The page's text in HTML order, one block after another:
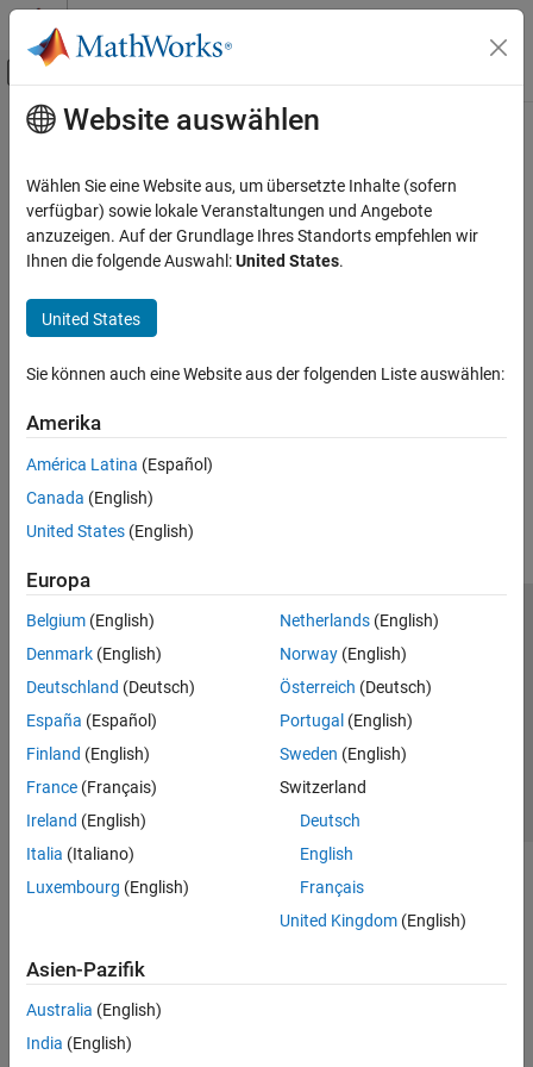
Weiter zum Inhalt
Umschaltung für Off-Canvas-
Startseite der Dokumentation
Hauptinhalt
How useful was this information?
Website auswählen
Wählen Sie eine Website aus, um übersetzte Inhalte (sofern
verfügbar) sowie lokale Veranstaltungen und Angebote
anzuzeigen. Auf der Grundlage Ihres Standorts empfehlen wir
Ihnen die folgende Auswahl:United States.
United States
Sie können auch eine Website aus der folgenden Liste auswählen:
Amerika
América Latina (Español)
Canada (English)
United States (English)
Europa
Belgium (English)
Denmark (English)
Deutschland (Deutsch)
España (Español)
Finland (English)
France (Français)
Ireland (English)
Italia (Italiano)
Luxembourg (English)
Netherlands(English)
Norway(English)
Österreich (Deutsch)
Portugal (English)
Sweden (English)
Switzerland
Deutsch
English
Français
United Kingdom(English)
Asien-Pazifik
Australia (English)
India (English)
Trust Center
Datenschutz-Richtlinien
Datendiebstahl verhindern
Status von Anwendungen
© 1994-2026 The MathWorks, Inc.
Website auswählen
Deutschland